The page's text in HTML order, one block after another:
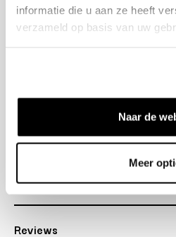
informatie die u aan ze heeft
verzameld op basis van uw
Naar de
Meer
OPENINGSTIJDEN
Over ons
Reviews